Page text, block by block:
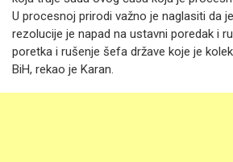
U procesnoj prirodi važno je naglasiti da
rezolucije je napad na ustavni poredak i
poretka i rušenje šefa države koje je
BiH, rekao je Karan.